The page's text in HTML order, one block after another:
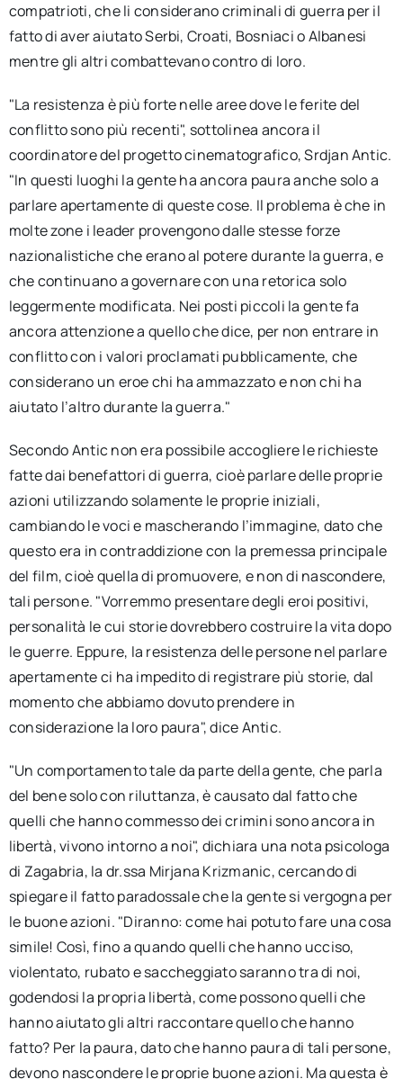
compatrioti, che li considerano criminali di guerra per il
fatto di aver aiutato Serbi, Croati, Bosniaci o Albanesi
mentre gli altri combattevano contro di loro.
"La resistenza è più forte nelle aree dove le ferite del
conflitto sono più recenti", sottolinea ancora il
coordinatore del progetto cinematografico, Srdjan Antic.
"In questi luoghi la gente ha ancora paura anche solo a
parlare apertamente di queste cose. Il problema è che in
molte zone i leader provengono dalle stesse forze
nazionalistiche che erano al potere durante la guerra, e
che continuano a governare con una retorica solo
leggermente modificata. Nei posti piccoli la gente fa
ancora attenzione a quello che dice, per non entrare in
conflitto con i valori proclamati pubblicamente, che
considerano un eroe chi ha ammazzato e non chi ha
aiutato l’altro durante la guerra."
Secondo Antic non era possibile accogliere le richieste
fatte dai benefattori di guerra, cioè parlare delle proprie
azioni utilizzando solamente le proprie iniziali,
cambiando le voci e mascherando l’immagine, dato che
questo era in contraddizione con la premessa principale
del film, cioè quella di promuovere, e non di nascondere,
tali persone. "Vorremmo presentare degli eroi positivi,
personalità le cui storie dovrebbero costruire la vita dopo
le guerre. Eppure, la resistenza delle persone nel parlare
apertamente ci ha impedito di registrare più storie, dal
momento che abbiamo dovuto prendere in
considerazione la loro paura", dice Antic.
"Un comportamento tale da parte della gente, che parla
del bene solo con riluttanza, è causato dal fatto che
quelli che hanno commesso dei crimini sono ancora in
libertà, vivono intorno a noi", dichiara una nota psicologa
di Zagabria, la dr.ssa Mirjana Krizmanic, cercando di
spiegare il fatto paradossale che la gente si vergogna per
le buone azioni. "Diranno: come hai potuto fare una cosa
simile! Così, fino a quando quelli che hanno ucciso,
violentato, rubato e saccheggiato saranno tra di noi,
godendosi la propria libertà, come possono quelli che
hanno aiutato gli altri raccontare quello che hanno
fatto? Per la paura, dato che hanno paura di tali persone,
devono nascondere le proprie buone azioni. Ma questa è